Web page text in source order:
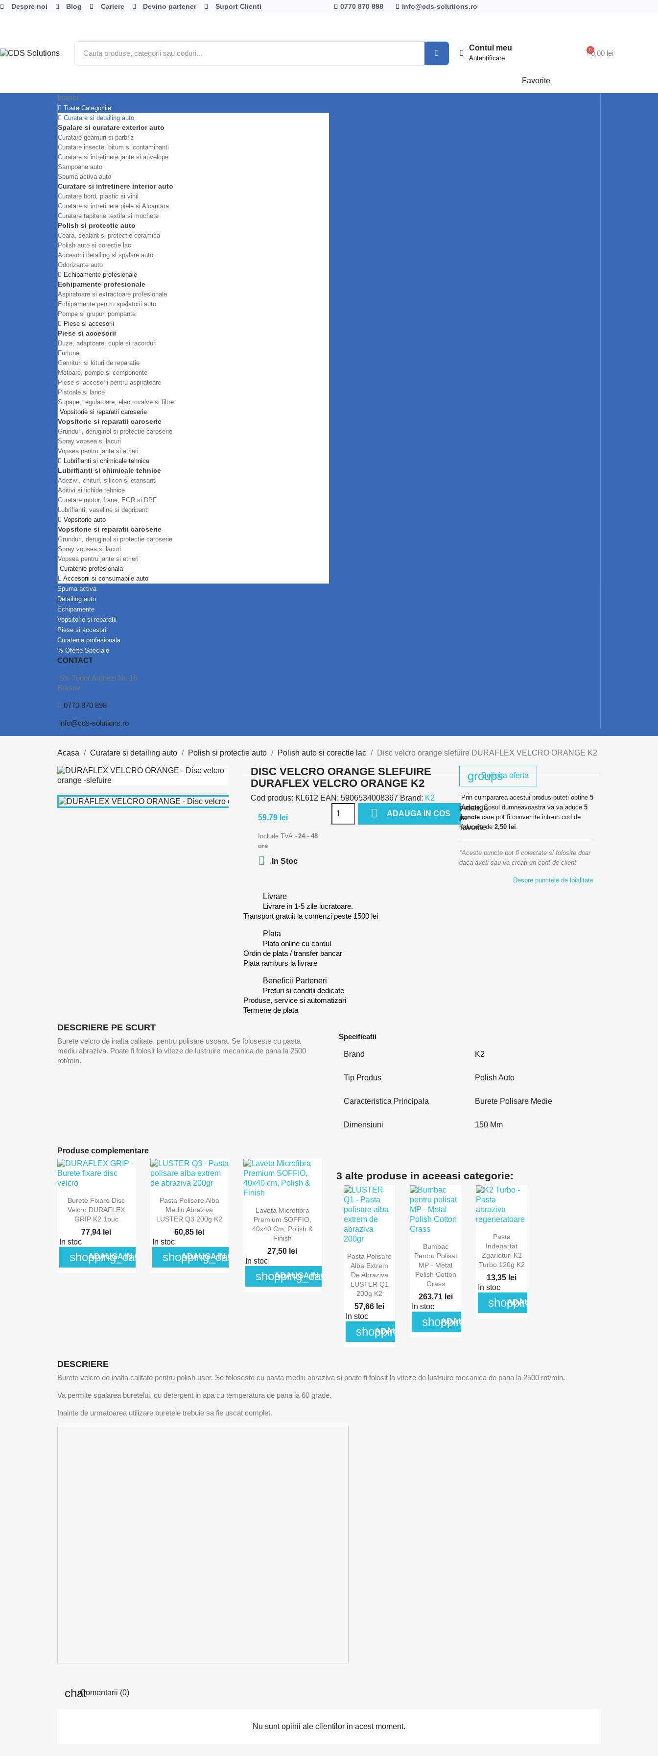
Despre noi Blog Cariere Devino partener Suport Clienti 0770 870 898 info@cds-solutions.ro
Contul meu
Autentificare
Favorite
0,00 lei
Inapoi
Toate Categoriile
Curatare si detailing auto
Spalare si curatare exterior auto
Curatare geamuri si parbriz
Curatare insecte, bitum si contaminanti
Curatare si intretinere jante si anvelope
Sampoane auto
Spuma activa auto
Curatare si intretinere interior auto
Curatare bord, plastic si vinil
Curatare si intretinere piele si Alcantara
Curatare tapiterie textila si mochete
Polish si protectie auto
Ceara, sealant si protectie ceramica
Polish auto si corectie lac
Accesorii detailing si spalare auto
Odorizante auto
Echipamente profesionale
Echipamente profesionale
Aspiratoare si extractoare profesionale
Echipamente pentru spalatorii auto
Pompe si grupuri pompante
Piese si accesorii
Piese si accesorii
Duze, adaptoare, cuple si racorduri
Furtune
Garnituri si kituri de reparatie
Motoare, pompe si componente
Piese si accesorii pentru aspiratoare
Pistoale si lance
Supape, regulatoare, electrovalve si filtre
Vopsitorie si reparatii caroserie
Vopsitorie si reparatii caroserie
Grunduri, deruginol si protectie caroserie
Spray vopsea si lacuri
Vopsea pentru jante si etrieri
Lubrifianti si chimicale tehnice
Lubrifianti si chimicale tehnice
Adezivi, chituri, silicon si etansanti
Aditivi si lichide tehnice
Curatare motor, frane, EGR si DPF
Lubrifianti, vaseline si degripanti
Vopsitorie auto
Vopsitorie si reparatii caroserie
Grunduri, deruginol si protectie caroserie
Spray vopsea si lacuri
Vopsea pentru jante si etrieri
Curatenie profesionala
Accesorii si consumabile auto
Spuma activa
Detailing auto
Echipamente
Vopsitorie si reparatii
Piese si accesorii
Curatenie profesionala
Oferte Speciale
CONTACT
Str. Tudor Arghezi Nr. 16
Brasov
0770 870 898
info@cds-solutions.ro
Acasa Curatare si detailing auto Polish si protectie auto Polish auto si corectie lac Disc velcro orange slefuire DURAFLEX VELCRO ORANGE K2
DISC VELCRO ORANGE SLEFUIRE
DURAFLEX VELCRO ORANGE K2
Cod produs: KL612 EAN: 5906534008367 Brand: K2
59,79 lei
Include TVA
24 - 48
ore
 In Stoc
 ADAUGA IN COS
Adauga
la
favorite
groups
Solicita oferta
Prin cumpararea acestui produs puteti obtine 5
puncte. Cosul dumneavoastra va va aduce 5
punctecare pot fi convertite intr-un cod de
reducere de 2,50 lei.
*Aceste puncte pot fi colectate si folosite doar
daca aveti sau va creati un cont de client
Despre punctele de loialitate
Livrare
Livrare in 1-5 zile lucratoare.
Transport gratuit la comenzi peste 1500 lei
Plata
Plata online cu cardul
Ordin de plata / transfer bancar
Plata ramburs la livrare
Beneficii Parteneri
Preturi si conditii dedicate
Produse, service si automatizari
Termene de plata
DESCRIERE PE SCURT
Burete velcro de inalta calitate, pentru polisare usoara. Se foloseste cu pasta
mediu abraziva. Poate fi folosit la viteze de lustruire mecanica de pana la 2500
rot/min.
Specificatii
Brand K2
Tip Produs Polish Auto
Caracteristica Principala Burete Polisare Medie
Dimensiuni 150 Mm
Produse complementare
Vizualizare rapida
Burete Fixare Disc
Velcro DURAFLEX
GRIP K2 1buc
77,94 lei
In stoc
shopping_cart
ADAUGA IN COS
 Vizualizare rapida
Pasta Polisare Alba
Mediu Abraziva
LUSTER Q3 200g K2
60,85 lei
In stoc
shopping_cart
ADAUGA IN COS
Vizualizare rapida
Laveta Microfibra
Premium SOFFIO,
40x40 Cm, Polish &
Finish
27,50 lei
In stoc
shopping_cart
ADAUGA IN COS
3 alte produse in aceeasi categorie:

Vizualizare
rapida
Pasta Polisare
Alba Extrem
De Abraziva
LUSTER Q1
200g K2
57,66 lei
In stoc
shopping_cart
ADAUGA IN COS

Vizualizare
rapida
Bumbac
Pentru Polisat
MP - Metal
Polish Cotton
Grass
263,71 lei
In stoc
shopping_cart
ADAUGA IN COS

Vizualizare
rapida
Pasta
Indepartat
Zgarieturi K2
Turbo 120g K2
13,35 lei
In stoc
shopping_cart
ADAUGA IN COS
DESCRIERE
Burete velcro de inalta calitate pentru polish usor. Se foloseste cu pasta mediu abraziva si poate fi folosit la viteze de lustruire mecanica de pana la 2500 rot/min.
Va permite spalarea buretelui, cu detergent in apa cu temperatura de pana la 60 grade.
Inainte de urmatoarea utilizare buretele trebuie sa fie uscat complet.
Comentarii (0)
Nu sunt opinii ale clientilor in acest moment.